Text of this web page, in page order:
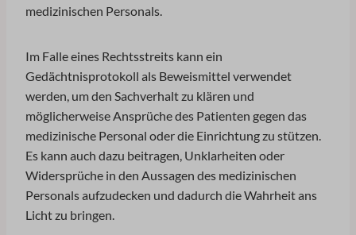
medizinischen Personals.
Im Falle eines Rechtsstreits kann ein
Gedächtnisprotokoll als Beweismittel verwendet
werden, um den Sachverhalt zu klären und
möglicherweise Ansprüche des Patienten gegen das
medizinische Personal oder die Einrichtung zu stützen.
Es kann auch dazu beitragen, Unklarheiten oder
Widersprüche in den Aussagen des medizinischen
Personals aufzudecken und dadurch die Wahrheit ans
Licht zu bringen.
wordpress_logged_in_*
wordpress_test_cookie
wp-settings-*
wp-settings-time-*
wpl_viewed_cookie
borlabs-cookie
cb-enabled
cc_cookie_accept
cookie_permission_granted
cookie-*
cookies_accepted